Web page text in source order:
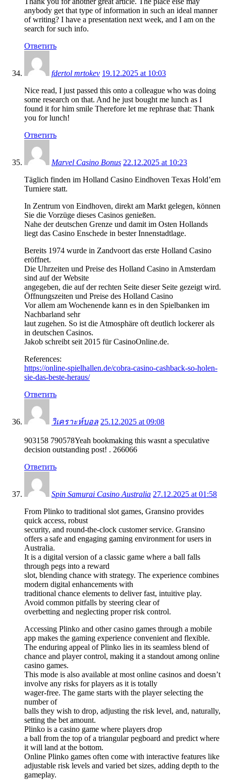
anybody get that type of information in such an ideal manner
of writing? I have a presentation next week, and I am on the
search for such info.
Ответить
fdertol mrtokev 19.12.2025 at 10:03
Nice read, I just passed this onto a colleague who was doing
some research on that. And he just bought me lunch as I
found it for him smile Therefore let me rephrase that: Thank
you for lunch!
Ответить
Marvel Casino Bonus 22.12.2025 at 10:23
Täglich finden im Holland Casino Eindhoven Texas Hold’em
Turniere statt.
In Zentrum von Eindhoven, direkt am Markt gelegen, können
Sie die Vorzüge dieses Casinos genießen.
Nahe der deutschen Grenze und damit im Osten Hollands
liegt das Casino Enschede in bester Innenstadtlage.
Bereits 1974 wurde in Zandvoort das erste Holland Casino
eröffnet.
Die Uhrzeiten und Preise des Holland Casino in Amsterdam
sind auf der Website
angegeben, die auf der rechten Seite dieser Seite gezeigt wird.
Öffnungszeiten und Preise des Holland Casino
Vor allem am Wochenende kann es in den Spielbanken im
Nachbarland sehr
laut zugehen. So ist die Atmosphäre oft deutlich lockerer als
in deutschen Casinos.
Jakob schreibt seit 2015 für CasinoOnline.de.
References:
https://online-spielhallen.de/cobra-casino-cashback-so-holen-
sie-das-beste-heraus/
Ответить
วิเคราะห์บอล 25.12.2025 at 09:08
903158 790578Yeah bookmaking this wasnt a speculative
decision outstanding post! . 266066
Ответить
Spin Samurai Casino Australia 27.12.2025 at 01:58
From Plinko to traditional slot games, Gransino provides
quick access, robust
security, and round-the-clock customer service. Gransino
offers a safe and engaging gaming environment for users in
Australia.
It is a digital version of a classic game where a ball falls
through pegs into a reward
slot, blending chance with strategy. The experience combines
modern digital enhancements with
traditional chance elements to deliver fast, intuitive play.
Avoid common pitfalls by steering clear of
overbetting and neglecting proper risk control.
Accessing Plinko and other casino games through a mobile
app makes the gaming experience convenient and flexible.
The enduring appeal of Plinko lies in its seamless blend of
chance and player control, making it a standout among online
casino games.
This mode is also available at most online casinos and doesn’t
involve any risks for players as it is totally
wager-free. The game starts with the player selecting the
number of
balls they wish to drop, adjusting the risk level, and, naturally,
setting the bet amount.
Plinko is a casino game where players drop
a ball from the top of a triangular pegboard and predict where
it will land at the bottom.
Online Plinko games often come with interactive features like
adjustable risk levels and varied bet sizes, adding depth to the
gameplay.